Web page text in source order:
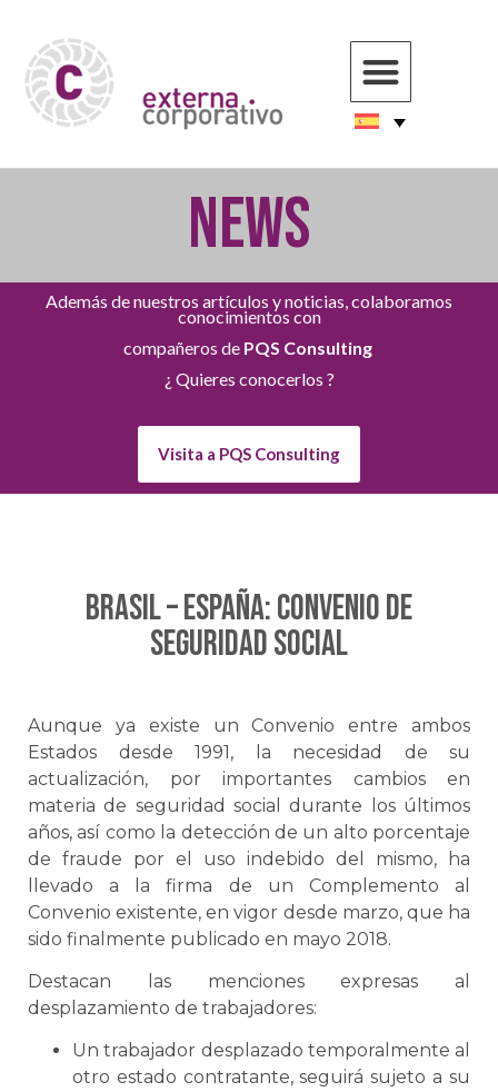
NEWS
Además de nuestros artículos y noticias, colaboramos
conocimientos con
compañeros de PQS Consulting
¿ Quieres conocerlos ?
Visita a PQS Consulting
BRASIL – ESPAÑA: Convenio de
Seguridad Social
Aunque ya existe un Convenio entre ambos
Estados desde 1991, la necesidad de su
actualización, por importantes cambios en
materia de seguridad social durante los últimos
años, así como la detección de un alto porcentaje
de fraude por el uso indebido del mismo, ha
llevado a la firma de un Complemento al
Convenio existente, en vigor desde marzo, que ha
sido finalmente publicado en mayo 2018.
Destacan las menciones expresas al
desplazamiento de trabajadores:
Un trabajador desplazado temporalmente al
otro estado contratante, seguirá sujeto a su